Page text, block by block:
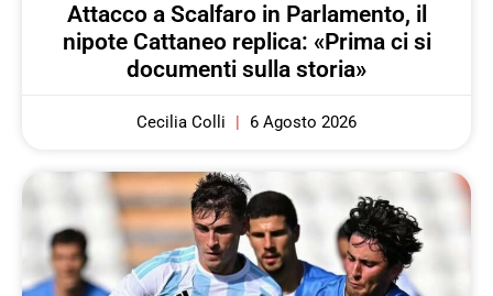
Attacco a Scalfaro in Parlamento, il
nipote Cattaneo replica: «Prima ci si
documenti sulla storia»
Cecilia Colli 6 Agosto 2026